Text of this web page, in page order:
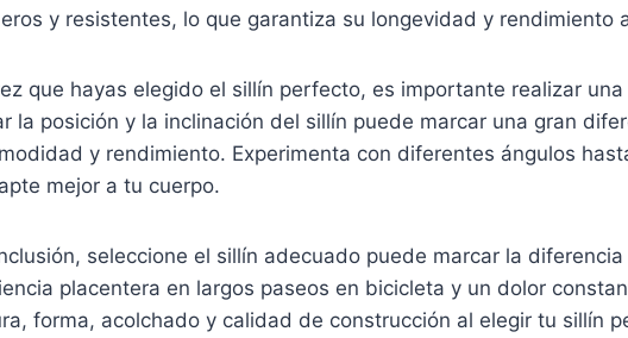
y resistentes, lo que garantiza su longevidad y rendimiento
que hayas elegido el sillín perfecto, es importante realizar
la posición y la inclinación del sillín puede marcar una gran
y rendimiento. Experimenta con diferentes ángulos
mejor a tu cuerpo.
seleccione el sillín adecuado puede marcar la
placentera en largos paseos en bicicleta y un dolor
forma, acolchado y calidad de construcción al elegir tu sillín